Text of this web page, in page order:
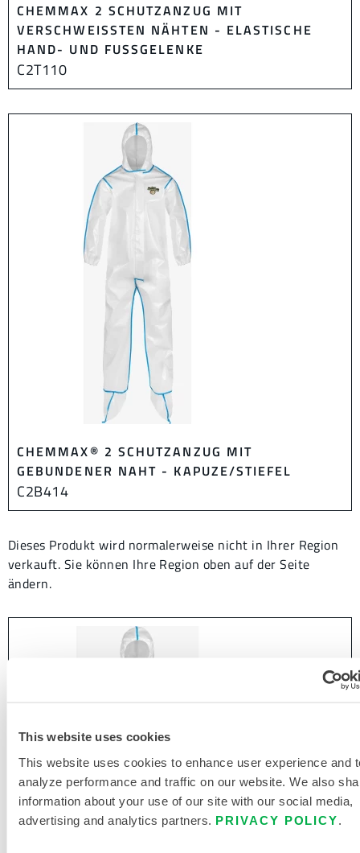
This website uses cookies
This website uses cookies to enhance user experience and
analyze performance and traffic on our website. We also
information about your use of our site with our social media,
advertising and analytics partners. PRIVACY POLICY
CHEMMAX 2 SCHUTZANZUG MIT
VERSCHWEISSTEN NÄHTEN - ELASTISCHE H
AND- UND FUSSGELENKE
C2T110
CHEMMAX® 2 SCHUTZANZUG MIT
GEBUNDENER NAHT - KAPUZE/STIEFEL
C2B414
Dieses Produkt wird normalerweise nicht in Ihrer Region
verkauft. Sie können Ihre Region oben auf der Seite
ändern.